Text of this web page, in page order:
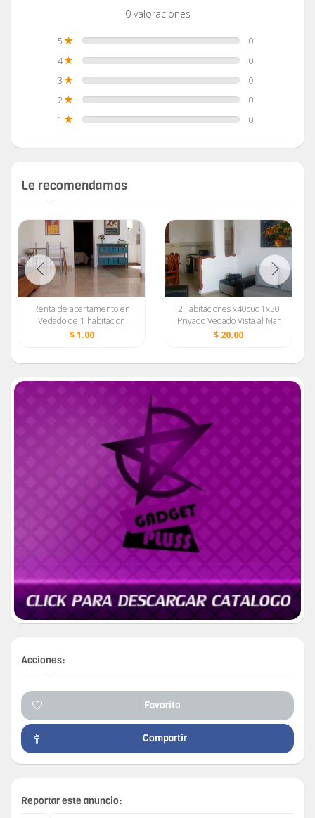
0 valoraciones
5
0
4
0
3
0
2
0
1
0
Le recomendamos
Renta de apartamento en
Vedado de 1 habitacion
$ 1.00
2Habitaciones x40cuc 1x30
Privado Vedado Vista al Mar
78377379-58415724
$ 20.00
Acciones:
Favorito
Compartir
Reportar este anuncio: